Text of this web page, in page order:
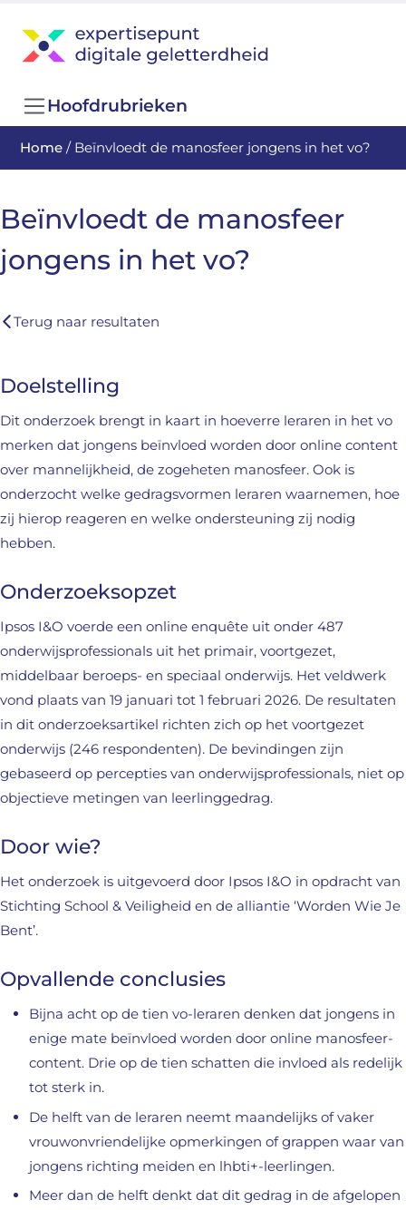
Hoofdrubrieken
Home / Beïnvloedt de manosfeer jongens in het vo?
Beïnvloedt de manosfeer
jongens in het vo?
Terug naar resultaten
Doelstelling
Dit onderzoek brengt in kaart in hoeverre leraren in het vo
merken dat jongens beïnvloed worden door online content
over mannelijkheid, de zogeheten manosfeer. Ook is
onderzocht welke gedragsvormen leraren waarnemen, hoe
zij hierop reageren en welke ondersteuning zij nodig
hebben.
Onderzoeksopzet
Ipsos I&O voerde een online enquête uit onder 487
onderwijsprofessionals uit het primair, voortgezet,
middelbaar beroeps- en speciaal onderwijs. Het veldwerk
vond plaats van 19 januari tot 1 februari 2026. De resultaten
in dit onderzoeksartikel richten zich op het voortgezet
onderwijs (246 respondenten). De bevindingen zijn
gebaseerd op percepties van onderwijsprofessionals, niet op
objectieve metingen van leerlinggedrag.
Door wie?
Het onderzoek is uitgevoerd door Ipsos I&O in opdracht van
Stichting School & Veiligheid en de alliantie ‘Worden Wie Je
Bent’.
Opvallende conclusies
Bijna acht op de tien vo-leraren denken dat jongens in
enige mate beïnvloed worden door online manosfeer-
content. Drie op de tien schatten die invloed als redelijk
tot sterk in.
De helft van de leraren neemt maandelijks of vaker
vrouwonvriendelijke opmerkingen of grappen waar van
jongens richting meiden en lhbti+-leerlingen.
Meer dan de helft denkt dat dit gedrag in de afgelopen